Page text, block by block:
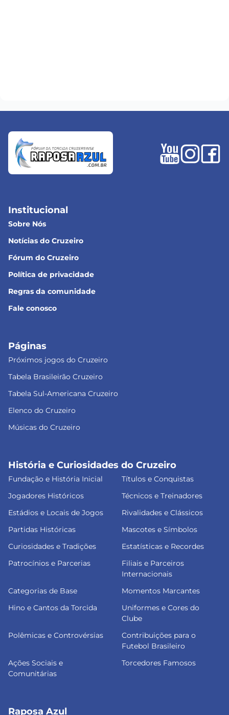
Institucional
Sobre Nós
Notícias do Cruzeiro
Fórum do Cruzeiro
Política de privacidade
Regras da comunidade
Fale conosco
Páginas
Próximos jogos do Cruzeiro
Tabela Brasileirão Cruzeiro
Tabela Sul-Americana Cruzeiro
Elenco do Cruzeiro
Músicas do Cruzeiro
História e Curiosidades do Cruzeiro
Fundação e História Inicial
Títulos e Conquistas
Jogadores Históricos
Técnicos e Treinadores
Estádios e Locais de Jogos
Rivalidades e Clássicos
Partidas Históricas
Mascotes e Símbolos
Curiosidades e Tradições
Estatísticas e Recordes
Patrocínios e Parcerias
Filiais e Parceiros
Internacionais
Categorias de Base
Momentos Marcantes
Hino e Cantos da Torcida
Uniformes e Cores do
Clube
Polêmicas e Controvérsias
Contribuições para o
Futebol Brasileiro
Ações Sociais e
Comunitárias
Torcedores Famosos
Raposa Azul